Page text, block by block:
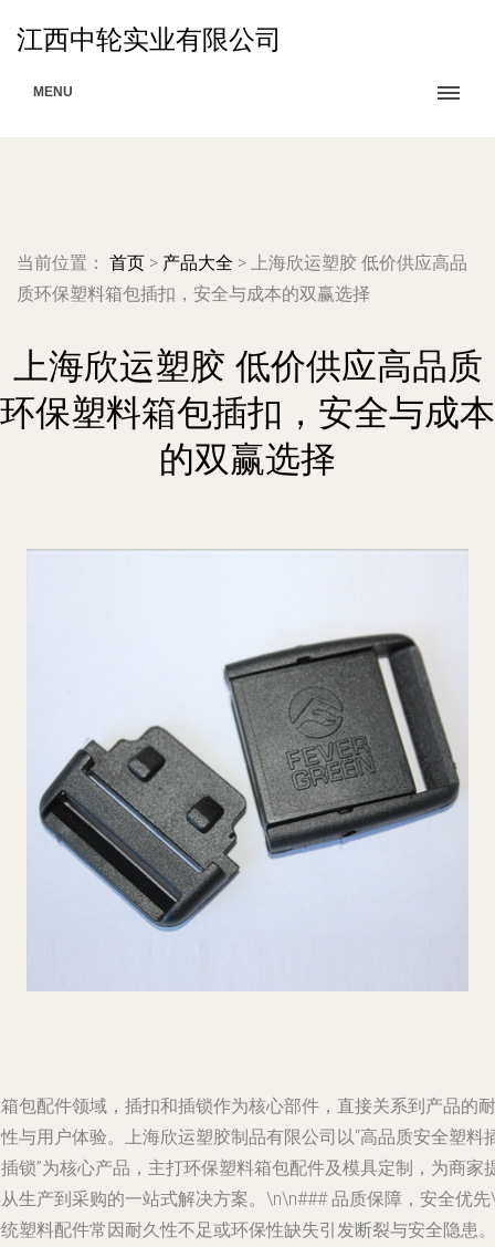
江西中轮实业有限公司
MENU
当前位置： 首页 > 产品大全 > 上海欣运塑胶 低价供应高品
质环保塑料箱包插扣，安全与成本的双赢选择
上海欣运塑胶 低价供应高品质
环保塑料箱包插扣，安全与成本
的双赢选择
包配件领域，插扣和插锁作为核心部件，直接关系到产品的耐
与用户体验。上海欣运塑胶制品有限公司以“高品质安全塑料
锁”为核心产品，主打环保塑料箱包配件及模具定制，为商家
生产到采购的一站式解决方案。\n\n### 品质保障，安全优先
塑料配件常因耐久性不足或环保性缺失引发断裂与安全隐患。